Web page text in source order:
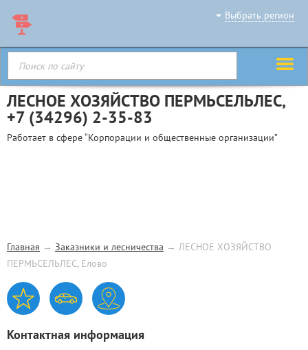
Выбрать регион
ЛЕСНОЕ ХОЗЯЙСТВО ПЕРМЬСЕЛЬЛЕС,
+7 (34296) 2-35-83
Работает в сфере “Корпорации и общественные организации”
Главная → Заказники и лесничества → ЛЕСНОЕ ХОЗЯЙСТВО
ПЕРМЬСЕЛЬЛЕС, Елово
Контактная информация